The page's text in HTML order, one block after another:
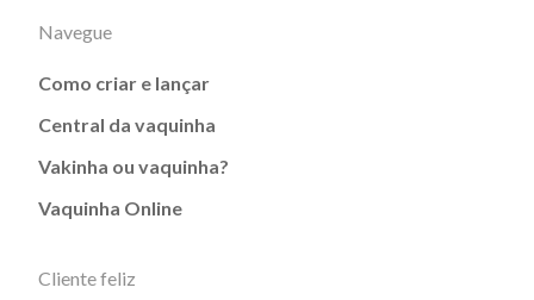
Navegue
Como criar e lançar
Central da vaquinha
Vakinha ou vaquinha?
Vaquinha Online
Cliente feliz